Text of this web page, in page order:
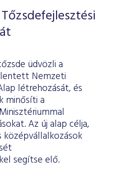
üdvözli a
Nemzeti
létrehozását, és
minősíti a
Az új alap célja,
középvállalkozások
segítse elő.